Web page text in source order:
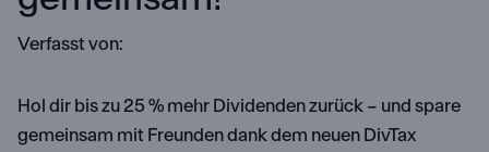
Verfasst von:
Hol dir bis zu 25 % mehr Dividenden zurück – und spare
gemeinsam mit Freunden dank dem neuen DivTax